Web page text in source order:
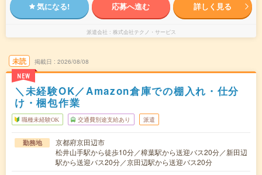
気になる! 応募へ進む 詳しく見る
派遣会社 株式会社テクノ・サービス
未読
NEW
掲載日 2026/08/08
＼未経験OK／Amazon倉庫での棚入れ・仕分
け・梱包作業
職種未経験OK 交通費別途支給あり 派遣
勤務地
京都府京田辺市
松井山手駅から徒歩10分／樟葉駅から送迎バス20分／新田辺
駅から送迎バス20分／京田辺駅から送迎バス20分